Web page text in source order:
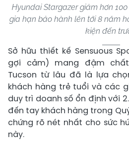
Hyundai Stargazer giảm hơn
gia hạn bảo hành lên tới 8 năm
kiện đến
Sở hữu thiết kế Sensuous
gợi cảm) mang đậm
Tucson từ lâu đã là lựa
khách hàng trẻ tuổi và các
duy trì doanh số ổn định với
đến tay khách hàng trong
chứng rõ nét nhất cho sức
này.